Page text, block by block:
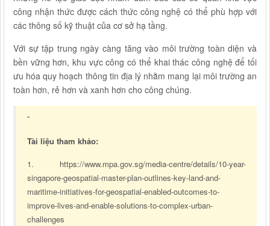
công nhận thức được cách thức công nghệ có thể phù hợp với
các thông số kỹ thuật của cơ sở hạ tầng.
Với sự tập trung ngày càng tăng vào môi trường toàn diện và
bền vững hơn, khu vực công có thể khai thác công nghệ để tối
ưu hóa quy hoạch thông tin địa lý nhằm mang lại môi trường an
toàn hơn, rẻ hơn và xanh hơn cho công chúng.
“
Tài liệu tham khảo:
1. https://www.mpa.gov.sg/media-centre/details/10-year-
singapore-geospatial-master-plan-outlines-key-land-and-
maritime-initiatives-for-geospatial-enabled-outcomes-to-
improve-lives-and-enable-solutions-to-complex-urban-
challenges